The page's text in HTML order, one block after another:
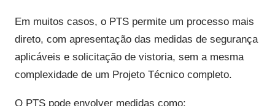
Em muitos casos, o PTS permite um processo mais
direto, com apresentação das medidas de segurança
aplicáveis e solicitação de vistoria, sem a mesma
complexidade de um Projeto Técnico completo.
O PTS pode envolver medidas como: